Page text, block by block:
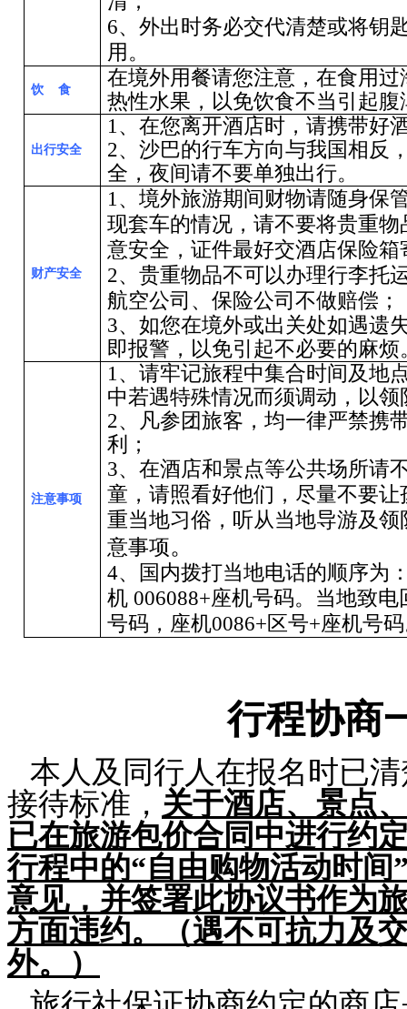
6、外出时务必交代清楚或将钥
用。
饮 食
在境外用餐请您注意，在食用
热性水果，以免饮食不当引起腹
出行安全
1、在您离开酒店时，请携带好
2、沙巴的行车方向与我国相反
全，夜间请不要单独出行。
财产安全
1、境外旅游期间财物请随身保
现套车的情况，请不要将贵重
意安全，证件最好交酒店保险箱
2、贵重物品不可以办理行李托
航空公司、保险公司不做赔偿；
3、如您在境外或出关处如遇遗
即报警，以免引起不必要的麻烦
注意事项
1、请牢记旅程中集合时间及地
中若遇特殊情况而须调动，以
2、凡参团旅客，均一律严禁携
利；
3、在酒店和景点等公共场所请
童，请照看好他们，尽量不要
重当地习俗，听从当地导游及
意事项。
4、国内拨打当地电话的顺序为
机 006088+座机号码。当地致
号码，座机0086+区号+座机号
行程协商一
本人及同行人在报名时已
接待标准， 关于酒店、景点
已在旅游包价合同中进行约
行程中的“自由购物活动时
意见，并签署此协议书作为
方面违约。（遇不可抗力及
外。）